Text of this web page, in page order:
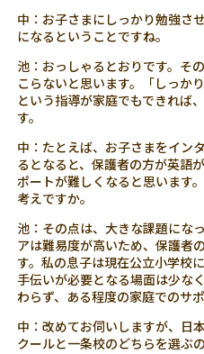
中：お子さまにしっかり勉強さ
になるということですね。
池：おっしゃるとおりです。そ
こらないと思います。「しっか
という指導が家庭でもできれば
す。
中：たとえば、お子さまをイン
るとなると、保護者の方が英語
ポートが難しくなると思います
考えですか。
池：その点は、大きな課題にな
アは難易度が高いため、保護者
す。私の息子は現在公立小学校
手伝いが必要となる場面は少な
わらず、ある程度の家庭でのサ
中：改めてお伺いしますが、日
クールと一条校のどちらを選ぶ